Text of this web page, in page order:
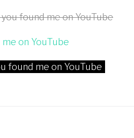
found me on YouTube
on YouTube
found me on YouTube